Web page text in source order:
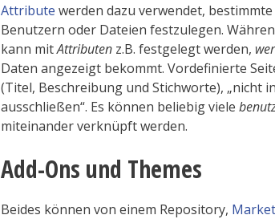
Attribute werden dazu verwendet,
Benutzern oder Dateien festzulegen.
kann mitAttributen z.B. festgelegt werden, wer
Daten angezeigt bekommt. Vordefinierte
(Titel, Beschreibung und Stichworte), „nicht
ausschließen“. Es können beliebig viele
miteinander verknüpft werden.
Add-Ons und Themes
Beides können von einem Repository,